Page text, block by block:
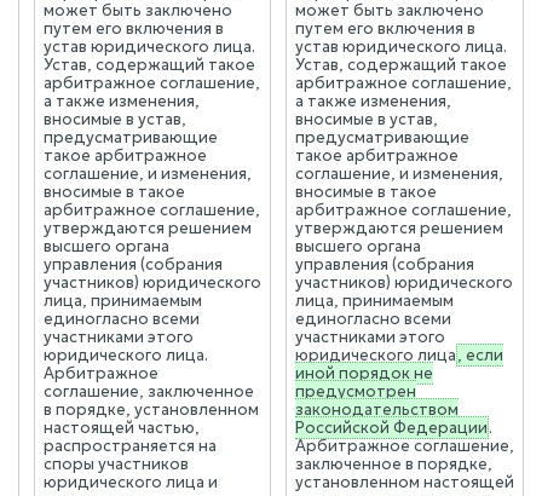
может быть заключено
путем его включения в
устав юридического лица.
Устав, содержащий такое
арбитражное соглашение,
а также изменения,
вносимые в устав,
предусматривающие
такое арбитражное
соглашение, и изменения,
вносимые в такое
арбитражное соглашение,
утверждаются решением
высшего органа
управления (собрания
участников) юридического
лица, принимаемым
единогласно всеми
участниками этого
юридического лица.
Арбитражное
соглашение, заключенное
в порядке, установленном
настоящей частью,
распространяется на
споры участников
юридического лица и
может быть заключено
путем его включения в
устав юридического лица.
Устав, содержащий такое
арбитражное соглашение,
а также изменения,
вносимые в устав,
предусматривающие
такое арбитражное
соглашение, и изменения,
вносимые в такое
арбитражное соглашение,
утверждаются решением
высшего органа
управления (собрания
участников) юридического
лица, принимаемым
единогласно всеми
участниками этого
юридического лица, если
иной порядок не
предусмотрен
законодательством
Российской Федерации.
Арбитражное соглашение,
заключенное в порядке,
установленном настоящей